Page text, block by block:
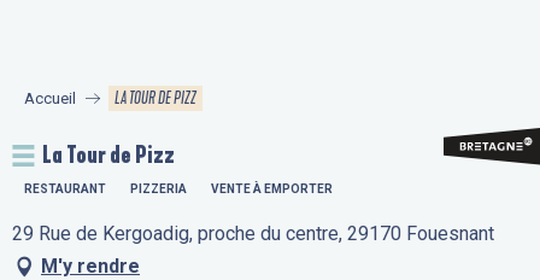
principal
Accueil LA TOUR DE PIZZ
La Tour de Pizz
RESTAURANT PIZZERIA VENTE À EMPORTER
29 Rue de Kergoadig, proche du centre, 29170 Fouesnant
M'y rendre